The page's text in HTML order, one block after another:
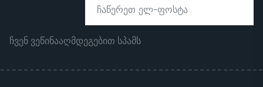
ჩვენ ვეწინააღმდეგებით სპამს